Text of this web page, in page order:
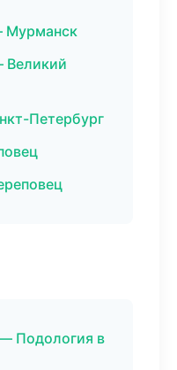
Мурманск
Великий
Петербург
Подология в